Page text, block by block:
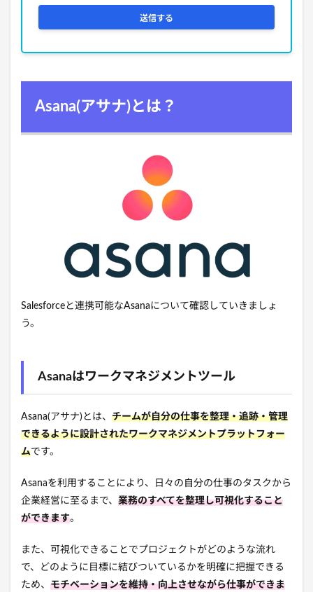
Asana(アサナ)とは？
Salesforceと連携可能なAsanaについて確認していきましょ
う。
Asanaはワークマネジメントツール
Asana(アサナ)とは、 チームが自分の仕事を整理・追跡・管理
できるように設計されたワークマネジメントプラットフォー
ムです。
Asanaを利用することにより、日々の自分の仕事のタスクから
企業経営に至るまで、 業務のすべてを整理し可視化すること
ができます。
また、可視化できることでプロジェクトがどのような流れ
で、どのように目標に結びついているかを明確に把握できる
ため、 モチベーションを維持・向上させながら仕事ができま